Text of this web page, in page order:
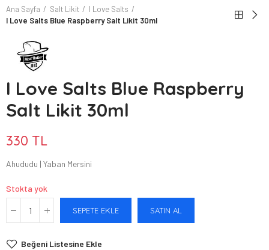
Ana Sayfa Salt Likit
I Love Salts
I Love Salts Blue Raspberry Salt Likit 30ml
I Love Salts Blue Raspberry
Salt Likit 30ml
330 TL
Ahududu | Yaban Mersini
Stokta yok
SEPETE EKLE SATIN AL
Beğeni Listesine Ekle